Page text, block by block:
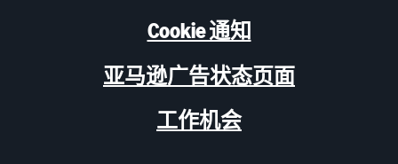
Cookie 通知
亚马逊广告状态页面
工作机会